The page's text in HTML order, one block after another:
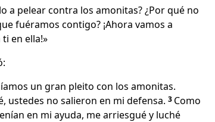
a pelear contra los amonitas? ¿Por qué no
fuéramos contigo? ¡Ahora vamos a
en ella!»
un gran pleito con los amonitas.
ustedes no salieron en mi defensa. 3 Como
en mi ayuda, me arriesgué y luché